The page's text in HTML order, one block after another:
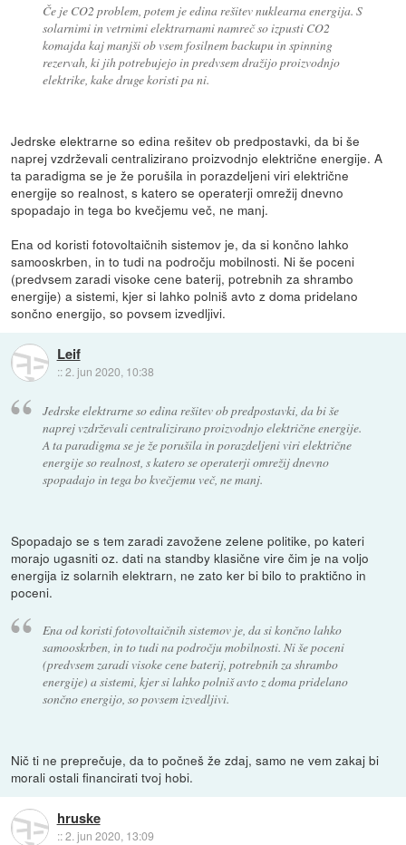
Če je CO2 problem, potem je edina rešitev nuklearna energija. S
solarnimi in vetrnimi elektrarnami namreč so izpusti CO2
komajda kaj manjši ob vsem fosilnem backupu in spinning
rezervah, ki jih potrebujejo in predvsem dražijo proizvodnjo
elektrike, kake druge koristi pa ni.
Jedrske elektrarne so edina rešitev ob predpostavki, da bi še
naprej vzdrževali centralizirano proizvodnjo električne energije. A
ta paradigma se je že porušila in porazdeljeni viri električne
energije so realnost, s katero se operaterji omrežij dnevno
spopadajo in tega bo kvečjemu več, ne manj.
Ena od koristi fotovoltaičnih sistemov je, da si končno lahko
samooskrben, in to tudi na področju mobilnosti. Ni še poceni
(predvsem zaradi visoke cene baterij, potrebnih za shrambo
energije) a sistemi, kjer si lahko polniš avto z doma pridelano
sončno energijo, so povsem izvedljivi.
Leif
::2. jun 2020, 10:38
Jedrske elektrarne so edina rešitev ob predpostavki, da bi še
naprej vzdrževali centralizirano proizvodnjo električne energije.
A ta paradigma se je že porušila in porazdeljeni viri električne
energije so realnost, s katero se operaterji omrežij dnevno
spopadajo in tega bo kvečjemu več, ne manj.
Spopadajo se s tem zaradi zavožene zelene politike, po kateri
morajo ugasniti oz. dati na standby klasične vire čim je na voljo
energija iz solarnih elektrarn, ne zato ker bi bilo to praktično in
poceni.
Ena od koristi fotovoltaičnih sistemov je, da si končno lahko
samooskrben, in to tudi na področju mobilnosti. Ni še poceni
(predvsem zaradi visoke cene baterij, potrebnih za shrambo
energije) a sistemi, kjer si lahko polniš avto z doma pridelano
sončno energijo, so povsem izvedljivi.
Nič ti ne preprečuje, da to počneš že zdaj, samo ne vem zakaj bi
morali ostali financirati tvoj hobi.
hruske
::2. jun 2020, 13:09